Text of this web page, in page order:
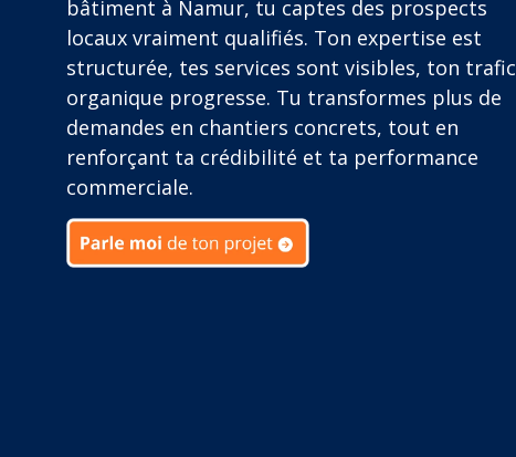
bâtiment à Namur, tu captes des prospects
locaux vraiment qualifiés. Ton expertise est
structurée, tes services sont visibles, ton trafic
organique progresse. Tu transformes plus de
demandes en chantiers concrets, tout en
renforçant ta crédibilité et ta performance
commerciale.